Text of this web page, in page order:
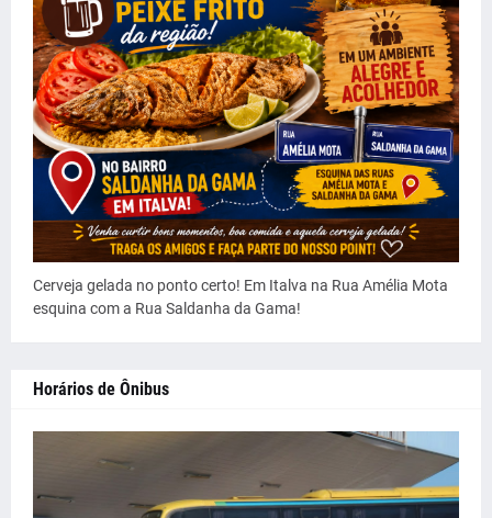
Cerveja gelada no ponto certo! Em Italva na Rua Amélia Mota
esquina com a Rua Saldanha da Gama!
Horários de Ônibus